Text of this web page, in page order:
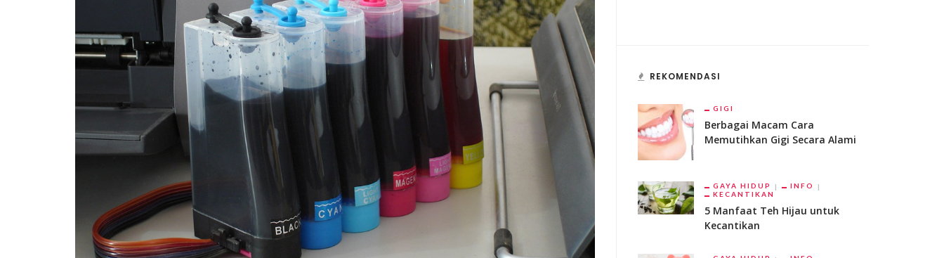
REKOMENDASI
GIGI
Berbagai Macam Cara
Memutihkan Gigi Secara Alami
GAYA HIDUP
INFO
KECANTIKAN
5 Manfaat Teh Hijau untuk
Kecantikan